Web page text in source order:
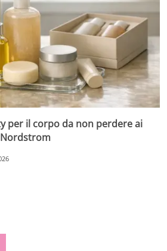
per il corpo da non perdere ai